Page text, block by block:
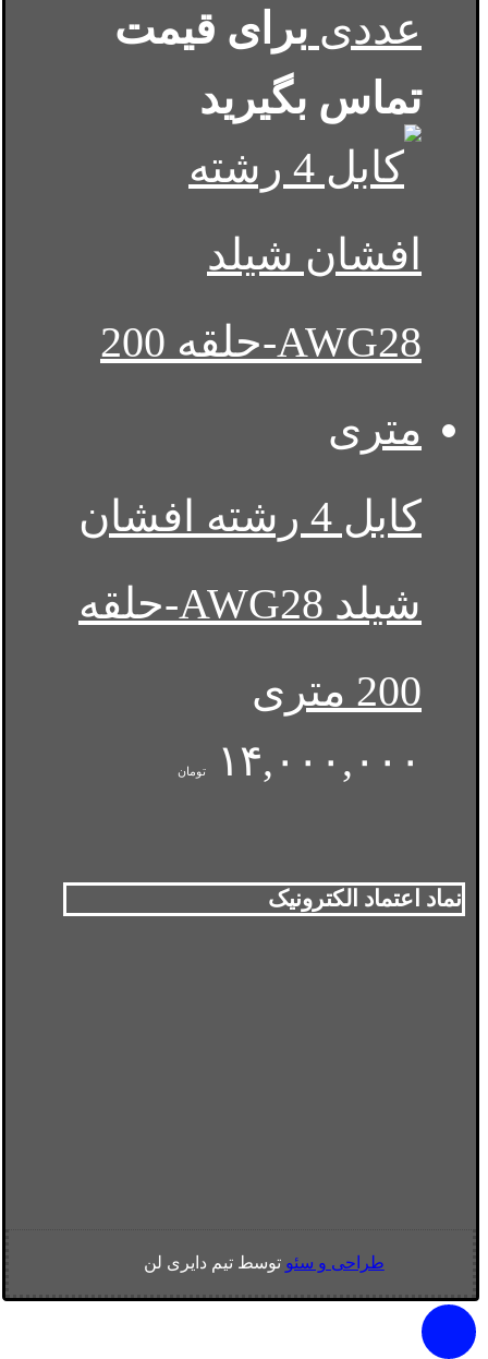
عددی برای قیمت
تماس بگیرید
کابل 4 رشته افشان
شیلد AWG28-حلقه
200 متری
۱۴,۰۰۰,۰۰۰
تومان
نماد اعتماد الکترونیک
طراحی و سئو توسط تیم دایری لن